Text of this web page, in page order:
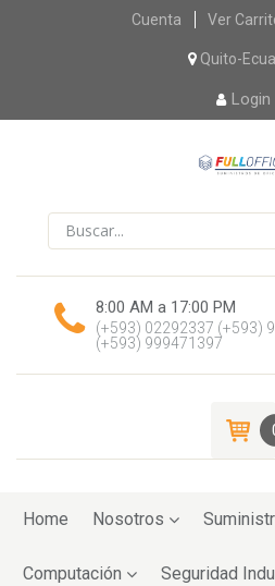
Skip
Cuenta Ver
Quito-
Login
8:00 AM a 17:00 PM
(+593) 02292337 (+593)
(+593) 999471397
toHome Nosotros
Computación Seguridad